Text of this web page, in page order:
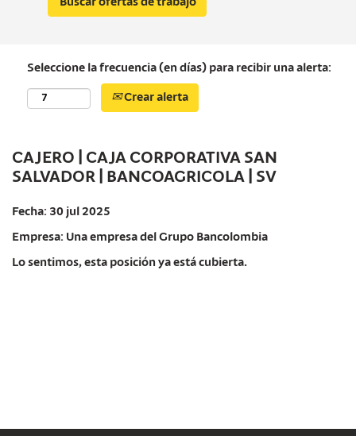
Seleccione la frecuencia (en días) para recibir una alerta:
Crear alerta
CAJERO | CAJA CORPORATIVA SAN
SALVADOR | BANCOAGRICOLA | SV
Fecha: 30 jul 2025
Empresa: Una empresa del Grupo Bancolombia
Lo sentimos, esta posición ya está cubierta.